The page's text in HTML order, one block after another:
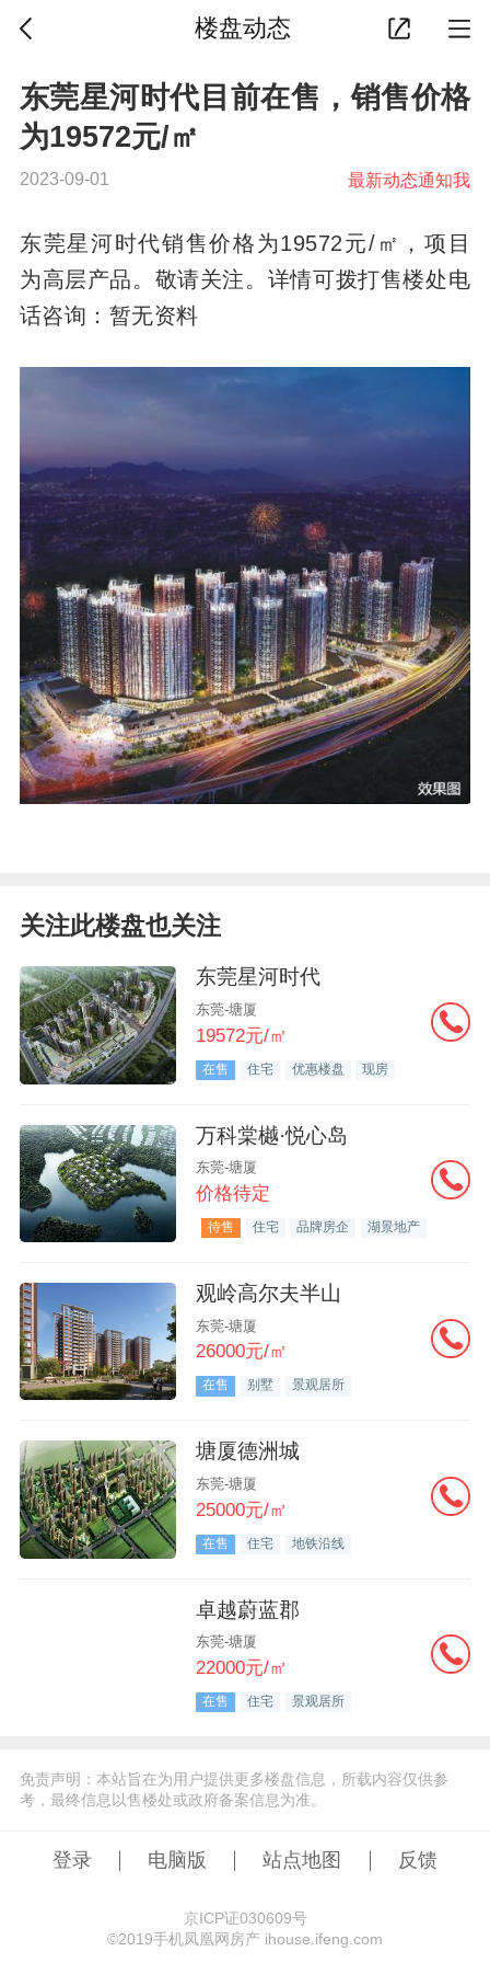
楼盘动态
东莞星河时代目前在售，销售价格
为19572元/㎡
2023-09-01 最新动态通知我
东莞星河时代销售价格为19572元/㎡，项目
为高层产品。敬请关注。详情可拨打售楼处电
话咨询：暂无资料
关注此楼盘也关注
东莞星河时代
东莞-塘厦
19572元/㎡
在售 住宅 优惠楼盘 现房
万科棠樾·悦心岛
东莞-塘厦
价格待定
待售 住宅 品牌房企 湖景地产
观岭高尔夫半山
东莞-塘厦
26000元/㎡
在售 别墅 景观居所
塘厦德洲城
东莞-塘厦
25000元/㎡
在售 住宅 地铁沿线
卓越蔚蓝郡
东莞-塘厦
22000元/㎡
在售 住宅 景观居所
免责声明：本站旨在为用户提供更多楼盘信息，所载内容仅供参
考，最终信息以售楼处或政府备案信息为准。
登录 电脑版 站点地图 反馈
京ICP证030609号
©️2019手机凤凰网房产 ihouse.ifeng.com